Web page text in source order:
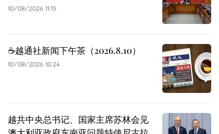
10/08/2026 11:15
☕️越通社新闻下午茶（2026.8.10）
10/08/2026 10:24
越共中央总书记、国家主席苏林会见